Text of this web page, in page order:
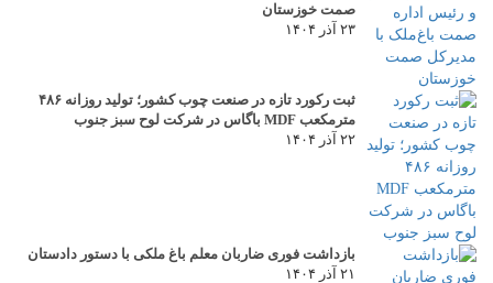
صمت خوزستان
۲۳ آذر ۱۴۰۴
ثبت رکورد تازه در صنعت چوب کشور؛ تولید روزانه ۴۸۶
مترمکعب MDF باگاس در شرکت لوح سبز جنوب
۲۲ آذر ۱۴۰۴
بازداشت فوری ضاربان معلم باغ ملکی با دستور دادستان
۲۱ آذر ۱۴۰۴